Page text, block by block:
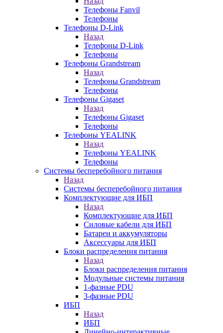
Телефоны Fanvil
Телефоны
Телефоны D-Link
Назад
Телефоны D-Link
Телефоны
Телефоны Grandstream
Назад
Телефоны Grandstream
Телефоны
Телефоны Gigaset
Назад
Телефоны Gigaset
Телефоны
Телефоны YEALINK
Назад
Телефоны YEALINK
Телефоны
Системы бесперебойного питания
Назад
Системы бесперебойного питания
Комплектующие для ИБП
Назад
Комплектующие для ИБП
Силовые кабели для ИБП
Батареи и аккумуляторы
Аксессуары для ИБП
Блоки распределения питания
Назад
Блоки распределения питания
Модульные системы питания
1-фазные PDU
3-фазные PDU
ИБП
Назад
ИБП